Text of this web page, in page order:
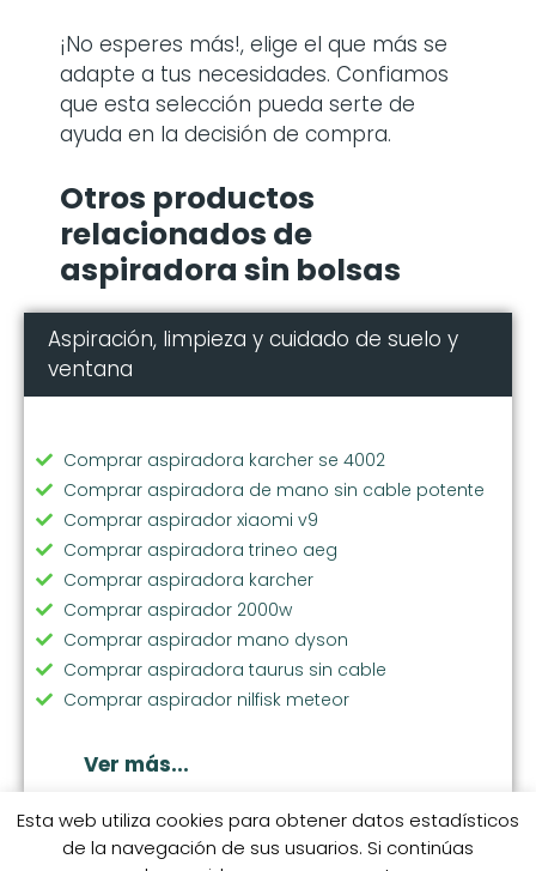
¡No esperes más!, elige el que más se
adapte a tus necesidades. Confiamos
que esta selección pueda serte de
ayuda en la decisión de compra.
Otros productos
relacionados de
aspiradora sin bolsas
Aspiración, limpieza y cuidado de suelo y
ventana
Comprar aspiradora karcher se 4002
Comprar aspiradora de mano sin cable potente
Comprar aspirador xiaomi v9
Comprar aspiradora trineo aeg
Comprar aspiradora karcher
Comprar aspirador 2000w
Comprar aspirador mano dyson
Comprar aspiradora taurus sin cable
Comprar aspirador nilfisk meteor
Comprar aspiradora jashen
Comprar aspiradora bosch sin cable
Comprar aspiradora sin bolsa potente
Ver más...
Esta web utiliza cookies para obtener datos estadísticos
de la navegación de sus usuarios. Si continúas